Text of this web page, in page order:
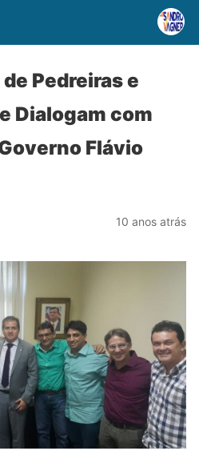
Pedreiras e
Dialogam com
Flávio
10 anos atrás